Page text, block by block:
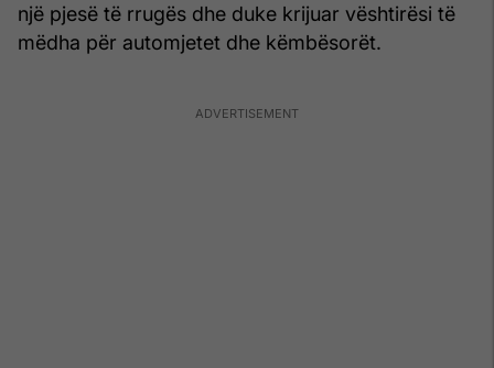
një pjesë të rrugës dhe duke krijuar vështirësi të
mëdha për automjetet dhe këmbësorët.